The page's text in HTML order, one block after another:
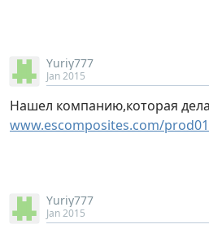
Yuriy777
Jan 2015
Нашел компанию,которая
www.escomposites.com/
Yuriy777
Jan 2015